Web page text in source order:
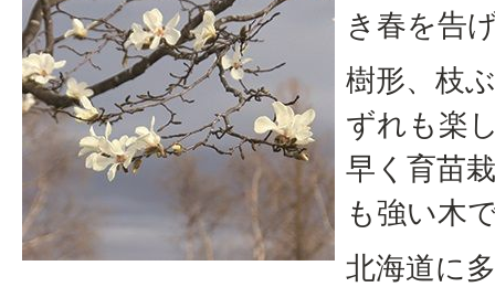
き春を告
樹形、枝
ずれも楽
早く育苗
も強い木
北海道に